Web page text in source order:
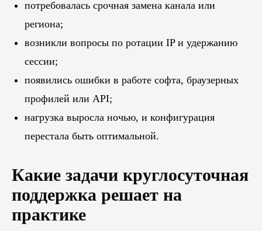
потребовалась срочная замена канала или
региона;
возникли вопросы по ротации IP и удержанию
сессии;
появились ошибки в работе софта, браузерных
профилей или API;
нагрузка выросла ночью, и конфигурация
перестала быть оптимальной.
Какие задачи круглосуточная
поддержка решает на
практике